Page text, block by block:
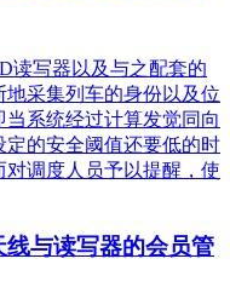
读写器以及与之配套的
采集列车的身份以及位
系统经过计算发觉同向
的安全阈值还要低的时
调度人员予以提醒，使
与读写器的会员管